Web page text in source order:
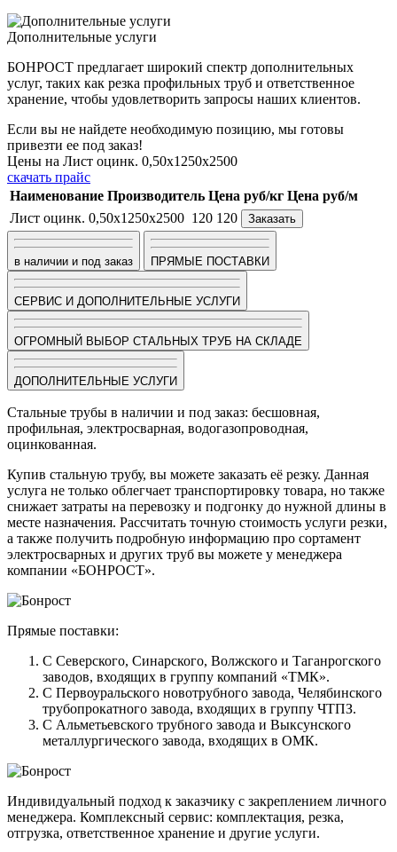
Дополнительные услуги
БОНРОСТ предлагает широкий спектр дополнительных
услуг, таких как резка профильных труб и ответственное
хранение, чтобы удовлетворить запросы наших клиентов.
Если вы не найдете необходимую позицию, мы готовы
привезти ее под заказ!
Цены на Лист оцинк. 0,50х1250х2500
скачать прайс
Наименование Производитель Цена руб/кг Цена руб/м
Лист оцинк. 0,50х1250х2500 120 120 Заказать
в наличии и под заказ ПРЯМЫЕ ПОСТАВКИ
СЕРВИС И ДОПОЛНИТЕЛЬНЫЕ УСЛУГИ
ОГРОМНЫЙ ВЫБОР СТАЛЬНЫХ ТРУБ НА СКЛАДЕ
ДОПОЛНИТЕЛЬНЫЕ УСЛУГИ
Стальные трубы в наличии и под заказ: бесшовная,
профильная, электросварная, водогазопроводная,
оцинкованная.
Купив стальную трубу, вы можете заказать её резку. Данная
услуга не только облегчает транспортировку товара, но также
снижает затраты на перевозку и подгонку до нужной длины в
месте назначения. Рассчитать точную стоимость услуги резки,
а также получить подробную информацию про сортамент
электросварных и других труб вы можете у менеджера
компании «БОНРОСТ».
Прямые поставки:
С Северского, Синарского, Волжского и Таганрогского
заводов, входящих в группу компаний «ТМК».
С Первоуральского новотрубного завода, Челябинского
трубопрокатного завода, входящих в группу ЧТПЗ.
С Альметьевского трубного завода и Выксунского
металлургического завода, входящих в ОМК.
Индивидуальный подход к заказчику с закреплением личного
менеджера. Комплексный сервис: комплектация, резка,
отгрузка, ответственное хранение и другие услуги.